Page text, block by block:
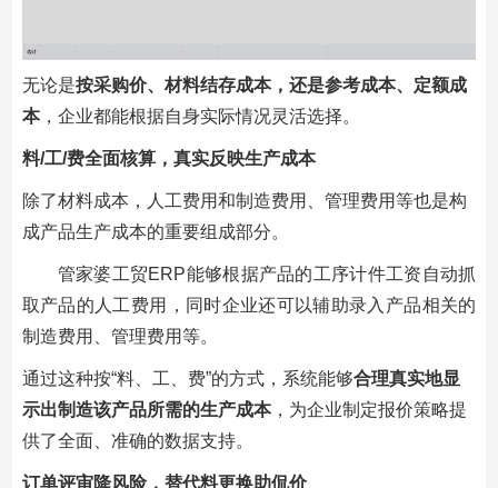
无论是按采购价、材料结存成本，还是参考成本、 定额成
本，企业都能根据自身实际情况灵活选择。
料/工/费全面核算，真实反映生产成本
除了材料成本，人工费用和制造费用、管理费用等也是构
成产品生产成本的重要组成部分。
管家婆工贸ERP能够根据产品的工序计件工资自动抓
取产品的人工费用，同时企业还可以辅助录入产品相关的
制造费用、管理费用等。
通过这种按“料、工、费”的方式，系统能够合理真实地显
示出制造该产品所需的生产成本，为企业制定报价策略提
供了全面、准确的数据支持。
订单评审降风险，替代料更换助侃价